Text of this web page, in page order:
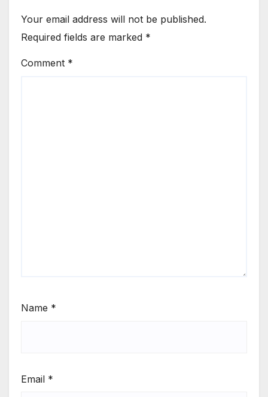
Your email address will not be published.
Required fields are marked *
Comment *
Name *
Email *